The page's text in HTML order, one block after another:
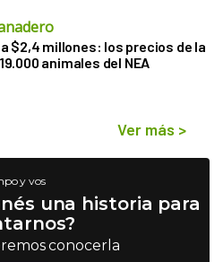
$2,4 millones: los precios de la
animales del NEA
Ver más >
y vos
una historia para
conocerla